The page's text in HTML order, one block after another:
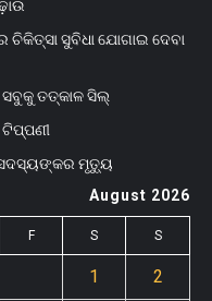
ଚିକିତ୍ସା ସୁବିଧା ଯୋଗାଇ ଦେବା
ସବୁକୁ ତତ୍କାଳ ସିଲ୍‌
ସଦସ୍ୟଙ୍କର ମୃତ୍ୟୁ
August 2026
F S S
1 2